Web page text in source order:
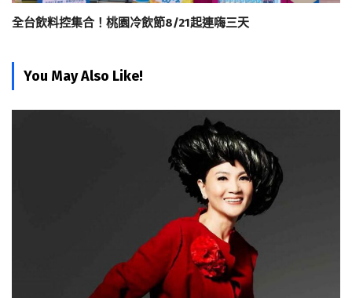
全台飲料控集合！桃園冷飲節8/21起連嗨三天
You May Also Like!